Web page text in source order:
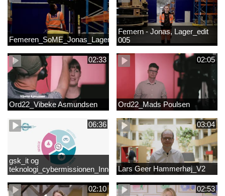
Femeren_SoME_Jonas_Lager
Femern - Jonas, Lager_edit
005
02:33
Ord22_Vibeke Asmundsen
02:05
Ord22_Mads Poulsen
06:36
gsk_it og
teknologi_cybermissionen_Innovationscirklen
03:04
Lars Geer Hammerhøj_V2
02:10 02:53